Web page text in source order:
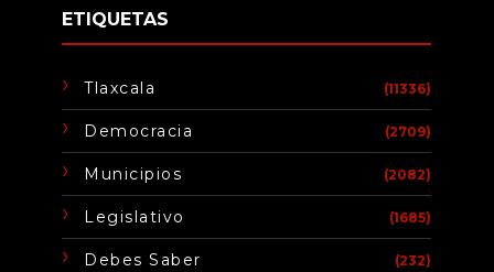
ETIQUETAS
Tlaxcala (11336)
Democracia (2709)
Municipios (2082)
Legislativo (1685)
Debes Saber (232)